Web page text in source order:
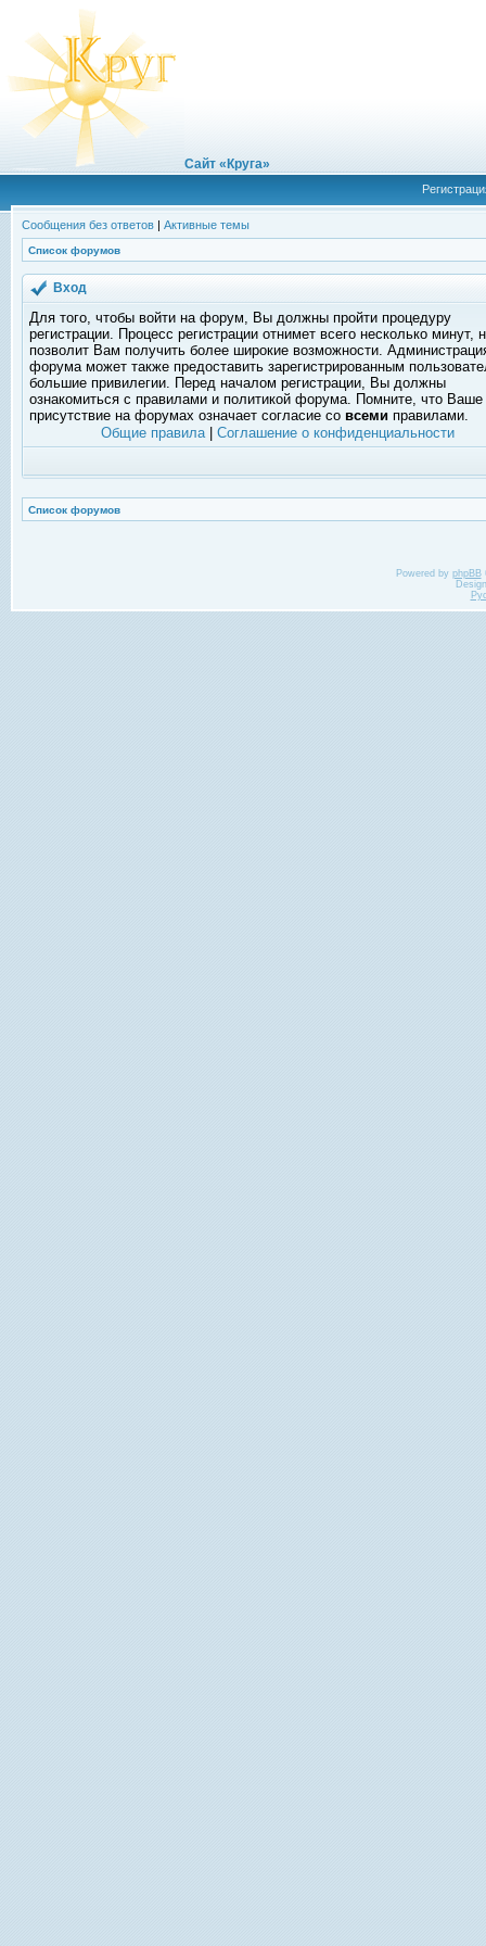
Сайт «Круга»
Сообщения без ответов | Активные темы
Список форумов
Вход
Для того, чтобы войти на форум, Вы должны пройти процедуру
регистрации. Процесс регистрации отнимет всего несколько минут,
позволит Вам получить более широкие возможности.
форума может также предоставить зарегистрированным
большие привилегии. Перед началом регистрации, Вы должны
ознакомиться с правилами и политикой форума. Помните, что Ваше
присутствие на форумах означает согласие со всеми правилами.
Общие правила| Соглашение о конфиденциальности
Список форумов
Powered by phpBB